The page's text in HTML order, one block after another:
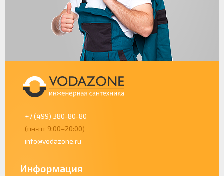
+7 (499) 380-80-80
(пн-пт 9:00–20:00)
info@vodazone.ru
Информация